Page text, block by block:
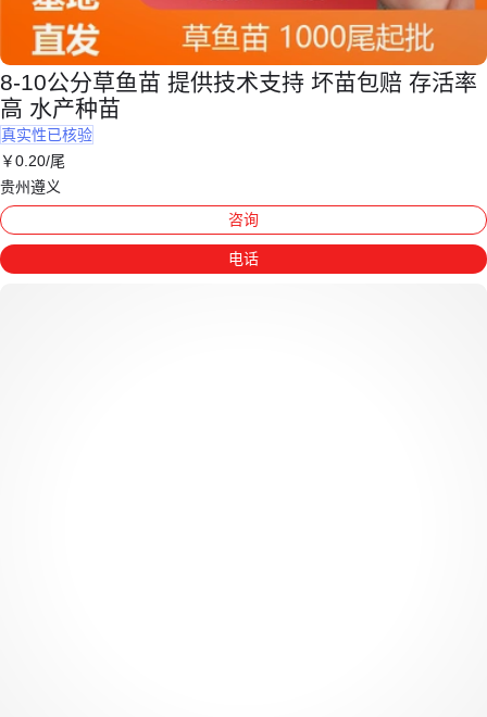
8-10公分草鱼苗 提供技术支持 坏苗包赔 存活率
高 水产种苗
真实性已核验
￥0.20/尾
贵州遵义
咨询
电话